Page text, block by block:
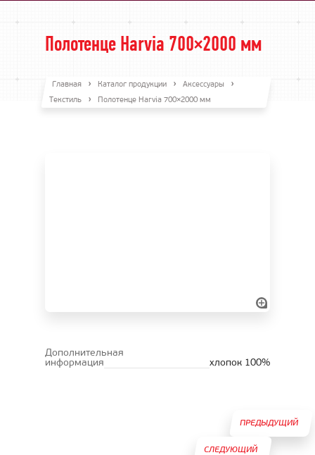
Полотенце Harvia 700×2000 мм
Главная Каталог продукции
Аксессуары
Текстиль
Полотенце Harvia 700×2000 мм
Дополнительная
информация
хлопок 100%
ПРЕДЫДУЩИЙ
ТОВАР
СЛЕДУЮЩИЙ